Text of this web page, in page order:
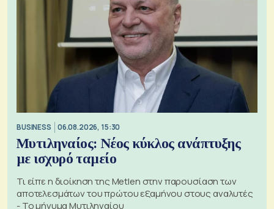
BUSINESS 06.08.2026, 15:30
Μυτιληναίος: Νέος κύκλος ανάπτυξης
με ισχυρό ταμείο
Τι είπε η διοίκηση της Metlen στην παρουσίαση των
αποτελεσμάτων του πρώτου εξαμήνου στους αναλυτές
- Το μήνυμα Μυτιληναίου